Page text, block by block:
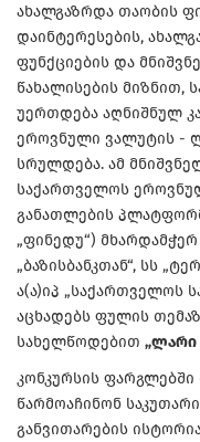
ახალგაზრდა თაობის
დაინტერესების,
ფუნქციების და
წახალისების მიზნით,
უერთდება აღნიშნულ
ეროვნული ვალუტის -
სრულდება. ამ
საქართველოს
განათლების
„ფინედუ“)
„ბაზისბანკთან“, სს
ა(ა)იპ „საქართველოს
აცხადებს ფულის
სახელწოდებით „ლარი
კონკურსის
წარმოაჩინონ
განვითარების